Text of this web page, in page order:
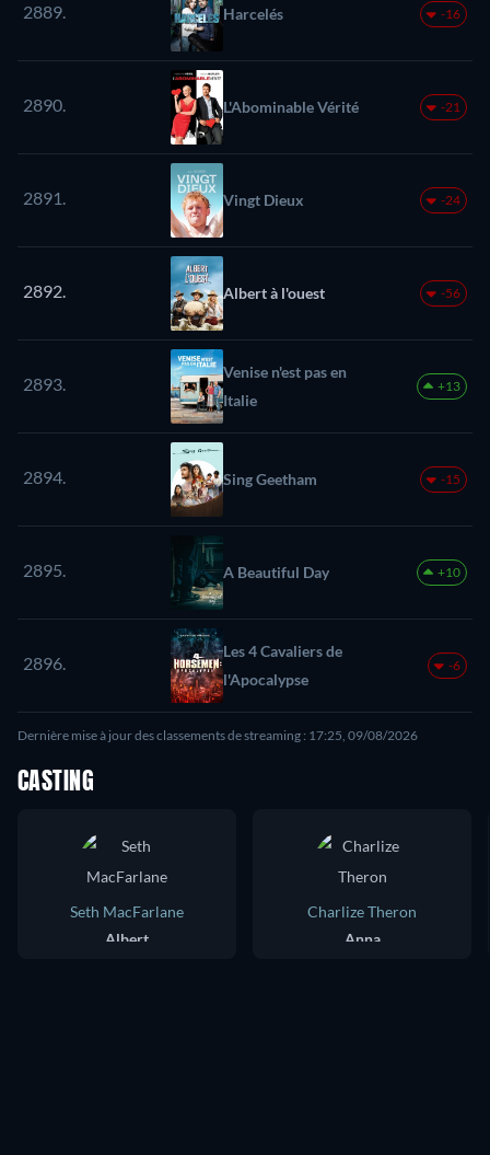
2889. Harcelés -16
2890. L'Abominable Vérité -21
2891. Vingt Dieux -24
2892. Albert à l'ouest -56
2893.
Venise n'est pas en
Italie
+13
2894. Sing Geetham -15
2895. A Beautiful Day +10
2896.
Les 4 Cavaliers de
l'Apocalypse
-6
Dernière mise à jour des classements de streaming : 17:25, 09/08/2026
CASTING
Seth MacFarlane
Albert
Charlize Theron
Anna